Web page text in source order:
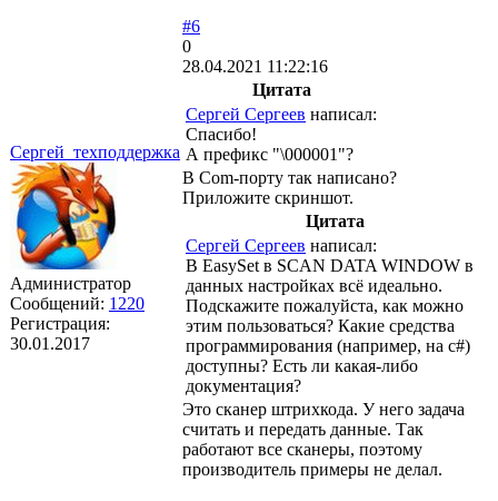
Сергей_техподдержка
Администратор
Сообщений: 1220
Регистрация:
30.01.2017
#6
0
28.04.2021 11:22:16
Цитата
Сергей Сергеев написал:
Спасибо!
А префикс "\000001"?
В Com-порту так написано?
Приложите скриншот.
Цитата
Сергей Сергеев написал:
В EasySet в SCAN DATA WINDOW в
данных настройках всё идеально.
Подскажите пожалуйста, как можно
этим пользоваться? Какие средства
программирования (например, на c#)
доступны? Есть ли какая-либо
документация?
Это сканер штрихкода. У него задача
считать и передать данные. Так
работают все сканеры, поэтому
производитель примеры не делал.